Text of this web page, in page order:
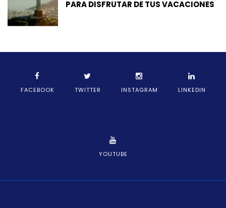
PARA DISFRUTAR DE TUS VACACIONES
FACEBOOK TWITTER INSTAGRAM LINKEDIN
YOUTUBE